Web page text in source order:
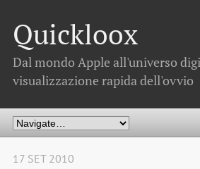
Quickloox
Dal mondo Apple all'universo
visualizzazione rapida dell'ovvio
17 SET 2010